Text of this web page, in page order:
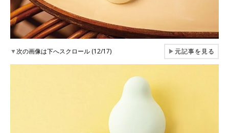
▼次の画像は下へスクロール (12/17) ▶元記事を見る